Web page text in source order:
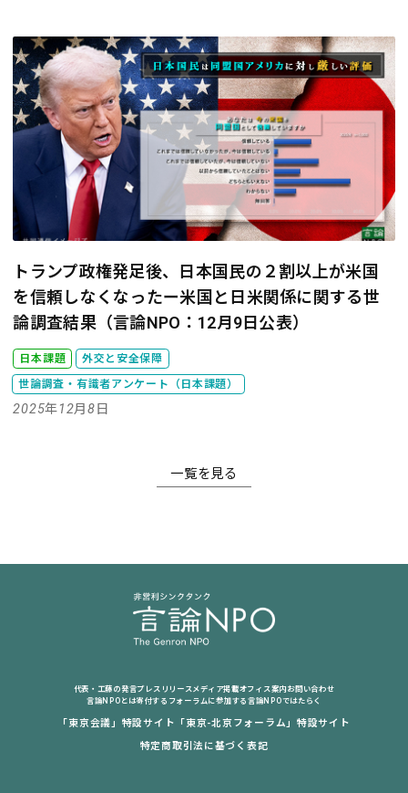
トランプ政権発足後、日本国民の２割以上が米国
を信頼しなくなったー米国と日米関係に関する世
論調査結果（言論NPO：12月9日公表）
日本課題 外交と安全保障
世論調査・有識者アンケート（日本課題）
2025年12月8日
一覧を見る
代表・工藤の発言プレスリリースメディア掲載オフィス案内 お問い合わせ
言論NPOとは寄付する フォーラムに参加する 言論NPOではたらく
「東京会議」特設サイト
「東京-北京フォーラム」特設サイト
特定商取引法に基づく表記